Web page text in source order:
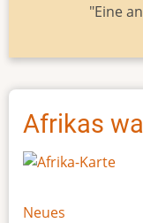
"Eine
Afrikas
Neues